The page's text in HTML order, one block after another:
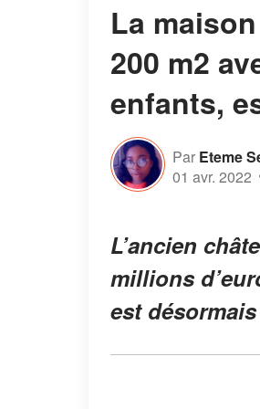
La
200 m2
enfants,
Par Eteme
01 avr. 2022
L’ancien
millions
est